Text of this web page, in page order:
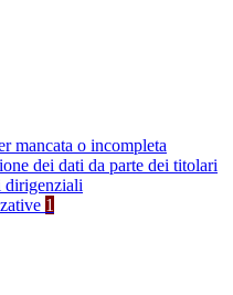
mancata o incompleta
dei dati da parte dei titolari
dirigenziali
1